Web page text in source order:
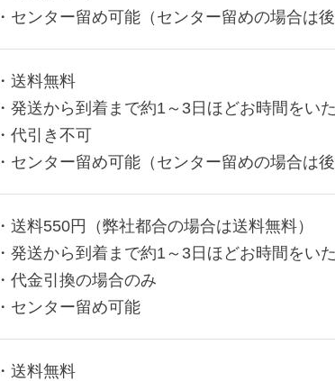
・センター留め可能（センター留めの場合は
・送料無料
・発送から到着まで約1～3日ほどお時間をい
・代引き不可
・センター留め可能（センター留めの場合は
・送料550円（弊社都合の場合は送料無料）
・発送から到着まで約1～3日ほどお時間をい
・代金引換の場合のみ
・センター留め可能
・送料無料